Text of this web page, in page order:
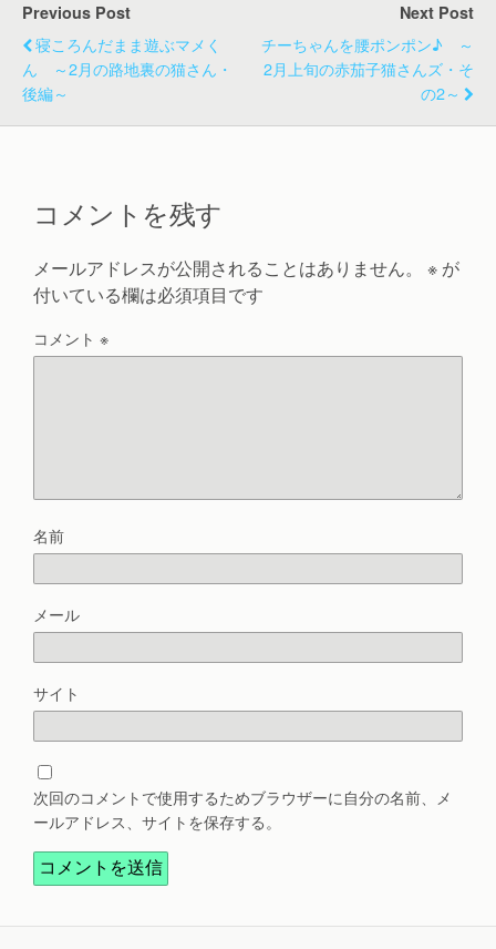
Previous Post
寝ころんだまま遊ぶマメく
ん ～2月の路地裏の猫さん・
後編～
Next Post
チーちゃんを腰ポンポン♪ ～
2月上旬の赤茄子猫さんズ・そ
の2～
コメントを残す
メールアドレスが公開されることはありません。 ※ が
付いている欄は必須項目です
コメント ※
名前
メール
サイト
次回のコメントで使用するためブラウザーに自分の名前、メ
ールアドレス、サイトを保存する。